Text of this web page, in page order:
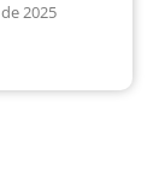
2025